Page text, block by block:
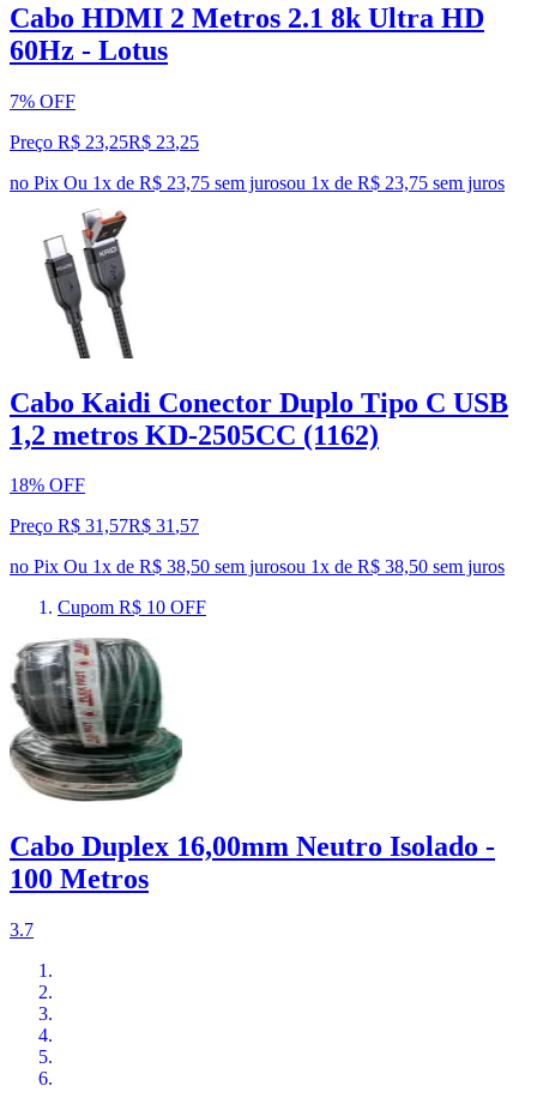
Cabo HDMI 2 Metros 2.1 8k Ultra HD
60Hz - Lotus
7% OFF
Preço R$ 23,25R$ 23,25
no Pix Ou 1x de R$ 23,75 sem jurosou 1x de R$ 23,75 sem juros
Cabo Kaidi Conector Duplo Tipo C USB
1,2 metros KD-2505CC (1162)
18% OFF
Preço R$ 31,57R$ 31,57
no Pix Ou 1x de R$ 38,50 sem jurosou 1x de R$ 38,50 sem juros
Cupom R$ 10 OFF
Cabo Duplex 16,00mm Neutro Isolado -
100 Metros
3.7